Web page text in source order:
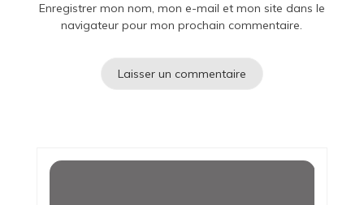
Enregistrer mon nom, mon e-mail et mon site dans le
navigateur pour mon prochain commentaire.